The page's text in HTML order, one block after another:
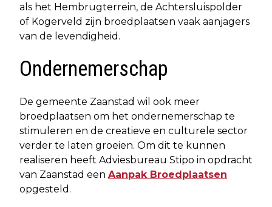
als het Hembrugterrein, de Achtersluispolder
of Kogerveld zijn broedplaatsen vaak aanjagers
van de levendigheid.
Ondernemerschap
De gemeente Zaanstad wil ook meer
broedplaatsen om het ondernemerschap te
stimuleren en de creatieve en culturele sector
verder te laten groeien. Om dit te kunnen
realiseren heeft Adviesbureau Stipo in opdracht
van Zaanstad een Aanpak Broedplaatsen
opgesteld.